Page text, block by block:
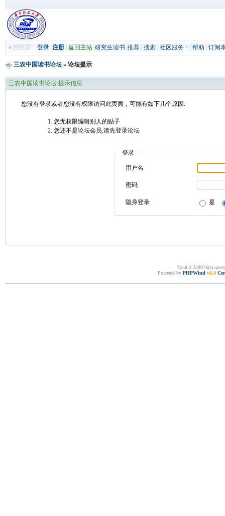
»您尚未 登录 注册| 返回主站| 研究生读书| 推荐| 搜索| 社区服务 帮助 订阅
三农中国读书论坛» 论坛提示
三农中国读书论坛 提示信息
您没有登录或者您没有权限访问此页面，可能有如下几个原因:
您无权限编辑别人的贴子
您还不是论坛会员,请先登录论坛
登录
用户名
密码
隐身登录 是
Total 0.238978(s)
Powered by PHPWind v6.0